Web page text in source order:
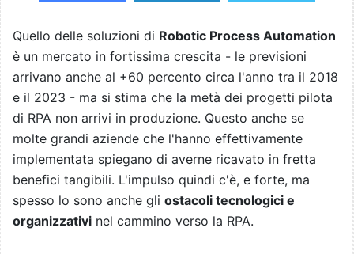
Quello delle soluzioni di Robotic Process Automation
è un mercato in fortissima crescita - le previsioni
arrivano anche al +60 percento circa l'anno tra il 2018
e il 2023 - ma si stima che la metà dei progetti pilota
di RPA non arrivi in produzione. Questo anche se
molte grandi aziende che l'hanno effettivamente
implementata spiegano di averne ricavato in fretta
benefici tangibili. L'impulso quindi c'è, e forte, ma
spesso lo sono anche gli ostacoli tecnologici e
organizzativi nel cammino verso la RPA.